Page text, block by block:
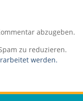
abzugeben.
zu reduzieren.
werden.